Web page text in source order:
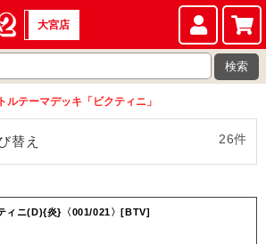
大宮店
検索
ルテーマデッキ「ビクティニ」
替え 26件
ィニ(D){炎}〈001/021〉[BTV]